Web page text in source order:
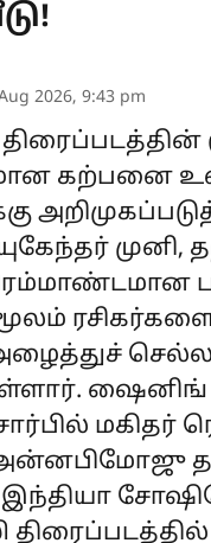
2026, 9:43 pm
கற்பனை
முனி,
செல்ல
ஷைனிங்
மகிதர்